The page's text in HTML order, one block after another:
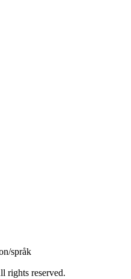
språk
rights reserved.